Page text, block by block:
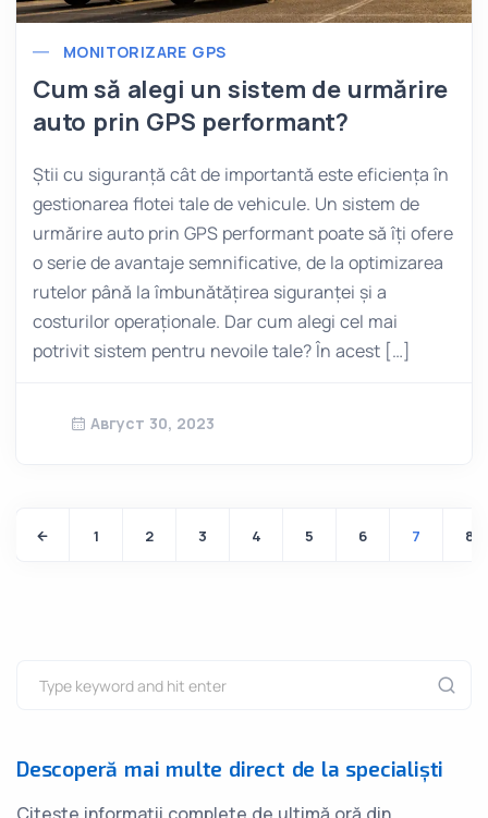
MONITORIZARE GPS
Cum să alegi un sistem de urmărire
auto prin GPS performant?
Știi cu siguranță cât de importantă este eficiența în
gestionarea flotei tale de vehicule. Un sistem de
urmărire auto prin GPS performant poate să îți ofere
o serie de avantaje semnificative, de la optimizarea
rutelor până la îmbunătățirea siguranței și a
costurilor operaționale. Dar cum alegi cel mai
potrivit sistem pentru nevoile tale? În acest […]
Август 30, 2023
1 2 3 4 5 6 7 8
Descoperă mai multe direct de la specialiști